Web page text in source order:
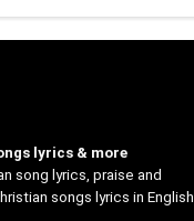
lyrics & more
song lyrics, praise and
songs lyrics in English